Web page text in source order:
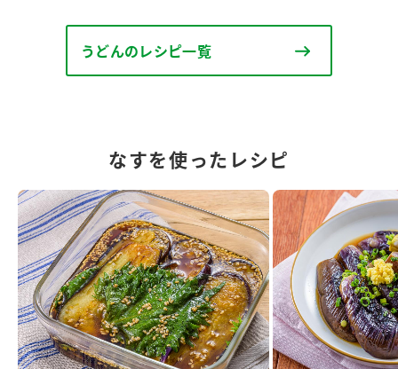
うどんのレシピ一覧
なすを使ったレシピ